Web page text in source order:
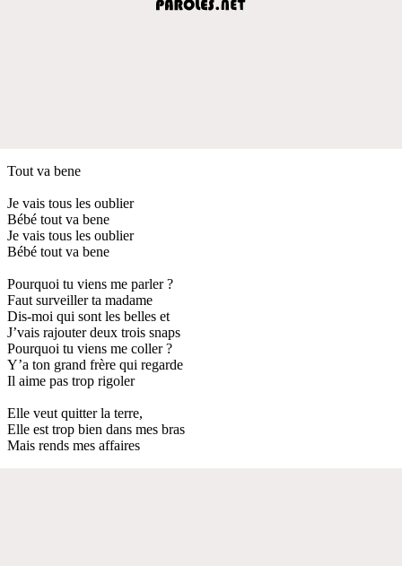
Tout va bene
Je vais tous les oublier
Bébé tout va bene
Je vais tous les oublier
Bébé tout va bene
Pourquoi tu viens me parler ?
Faut surveiller ta madame
Dis-moi qui sont les belles et
J’vais rajouter deux trois snaps
Pourquoi tu viens me coller ?
Y’a ton grand frère qui regarde
Il aime pas trop rigoler
Elle veut quitter la terre,
Elle est trop bien dans mes bras
Mais rends mes affaires